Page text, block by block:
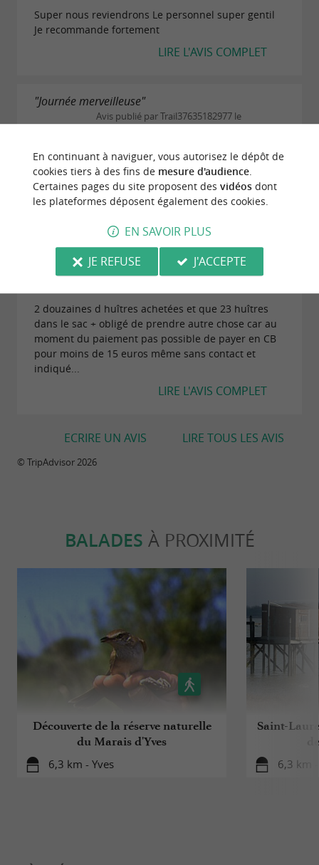
Super nous reviendrons Le personnel super gentil
Je recommande fortement
LIRE L'AVIS COMPLET
"Journée merveilleuse"
Avis publié par Trail37635182977 le
Super maison,allez y les yeux fermés. Huitres,
moules tous les produits de la mer sont excellents
Personnel très sympa dans un paysage sublime
Laurent le 25 juillet 2026.
"Arnaque"
2 douzaines d huîtres achetées et que 23 huîtres
dans le sac + obligé de prendre autre chose car au
moment du paiement pas possible de payer en CB
pour moins de 15 euros même sans contact et
indiqué...
LIRE L'AVIS COMPLET
LIRE TOUS LES AVIS
ECRIRE UN AVIS
© TripAdvisor 2026
BALADES À PROXIMITÉ
Découverte de la réserve naturelle
du Marais d'Yves
6,3 km - Yves
Saint-
6,3 km
En continuant à naviguer, vous autorisez le dépôt de
cookies tiers à des fins de mesure d'audience.
Certaines pages du site proposent des vidéosdont
les plateformes déposent également des cookies.
EN SAVOIR PLUS
JE REFUSE
J'ACCEPTE